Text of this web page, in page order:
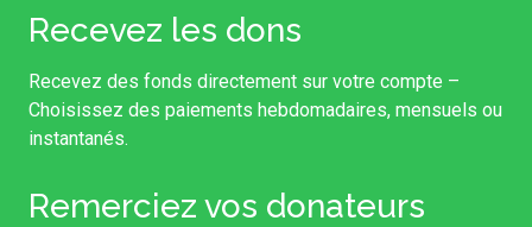
Recevez les dons
Recevez des fonds directement sur votre compte –
Choisissez des paiements hebdomadaires, mensuels ou
instantanés.
Remerciez vos donateurs